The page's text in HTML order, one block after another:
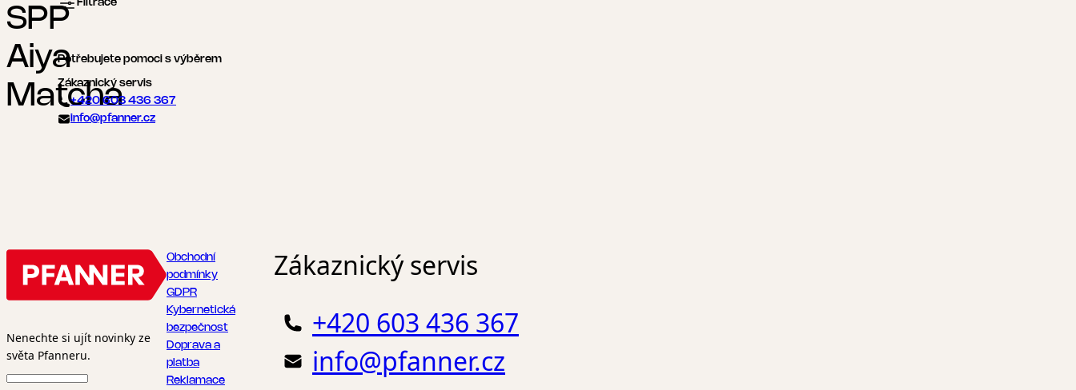
SPP
Aiya
Matcha
Filtrace
Potřebujete pomoci s výběrem
Zákaznický servis
+420 603 436 367
info@pfanner.cz
Nenechte si ujít novinky ze
světa Pfanneru.
Obchodní
podmínky
GDPR
Kybernetická
bezpečnost
Doprava a
platba
Reklamace
Zákaznický servis
+420 603 436 367
info@pfanner.cz